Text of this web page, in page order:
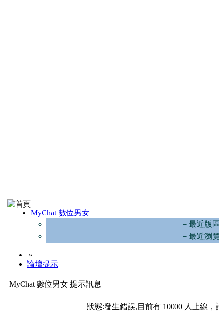
MyChat 數位男女
－最近版
－最近瀏
»
論壇提示
MyChat 數位男女 提示訊息
狀態:發生錯誤,目前有 10000 人上線